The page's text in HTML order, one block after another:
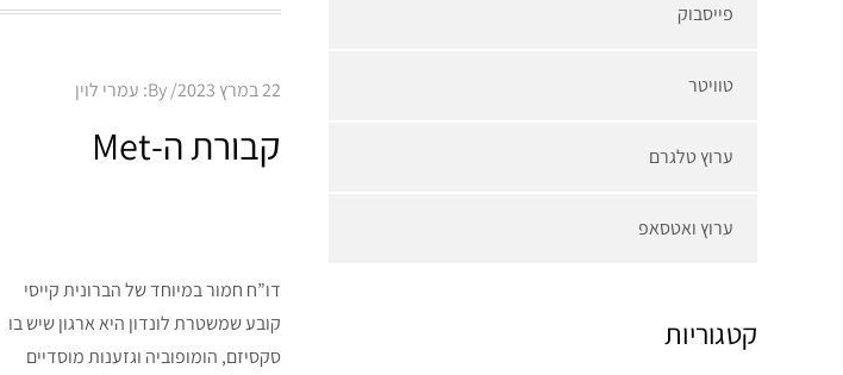
Posted
22 במרץ 2023 By: עמרי לוין
קבורת ה-Met
דו”ח חמור במיוחד של הברונית קייסי
קובע שמשטרת לונדון היא ארגון שיש בו
סקסיזם, הומופוביה וגזענות מוסדיים
פייסבוק
טוויטר
ערוץ טלגרם
ערוץ ואטסאפ
קטגוריות